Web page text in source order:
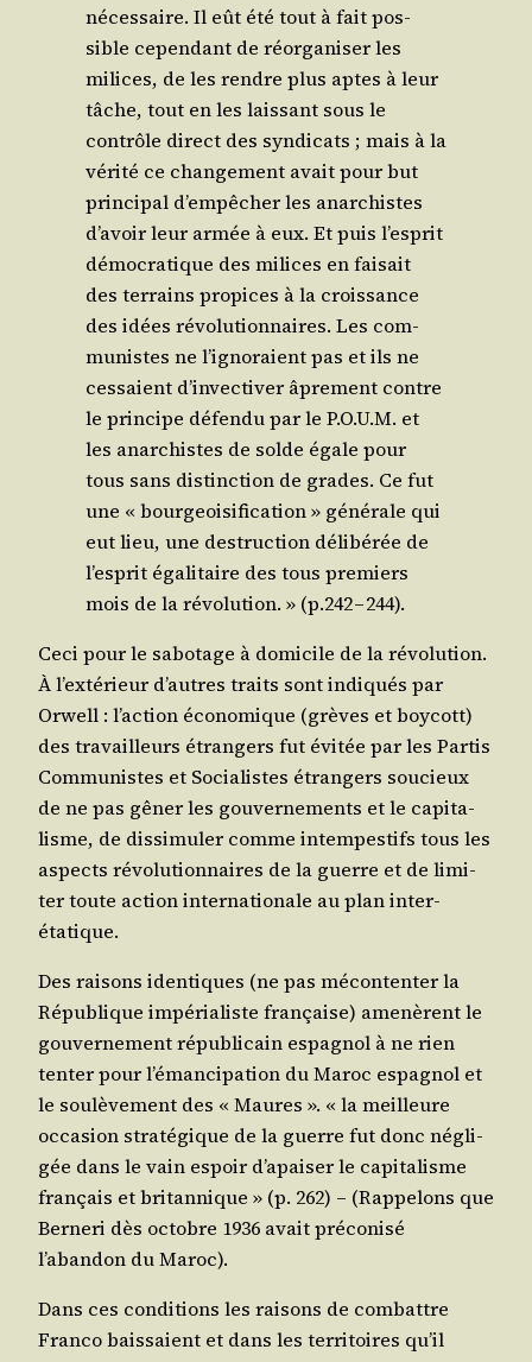
néces­saire. Il eût été tout à fait pos­
sible cepen­dant de réor­ga­ni­ser les
milices, de les rendre plus aptes à leur
tâche, tout en les lais­sant sous le
contrôle direct des syn­di­cats ; mais à la
véri­té ce chan­ge­ment avait pour but
prin­ci­pal d’empêcher les anar­chistes
d’avoir leur armée à eux. Et puis l’esprit
démo­cra­tique des milices en fai­sait
des ter­rains pro­pices à la crois­sance
des idées révo­lu­tion­naires. Les com­
mu­nistes ne l’ignoraient pas et ils ne
ces­saient d’invectiver âpre­ment contre
le prin­cipe défen­du par le P.O.U.M. et
les anar­chistes de solde égale pour
tous sans dis­tinc­tion de grades. Ce fut
une « bour­geoi­si­fi­ca­tion » géné­rale qui
eut lieu, une des­truc­tion déli­bé­rée de
l’esprit éga­li­taire des tous pre­miers
mois de la révo­lu­tion. » (p.242 – 244).
Ceci pour le sabo­tage à domi­cile de la révo­lu­tion.
À l’extérieur d’autres traits sont indi­qués par
Orwell : l’action éco­no­mique (grèves et boy­cott)
des tra­vailleurs étran­gers fut évi­tée par les Par­tis
Com­mu­nistes et Socia­listes étran­gers sou­cieux
de ne pas gêner les gou­ver­ne­ments et le capi­ta­
lisme, de dis­si­mu­ler comme intem­pes­tifs tous les
aspects révo­lu­tion­naires de la guerre et de limi­
ter toute action inter­na­tio­nale au plan inter-
étatique.
Des rai­sons iden­tiques (ne pas mécon­ten­ter la
Répu­blique impé­ria­liste fran­çaise) ame­nèrent le
gou­ver­ne­ment répu­bli­cain espa­gnol à ne rien
ten­ter pour l’émancipation du Maroc espa­gnol et
le sou­lè­ve­ment des « Maures ». « la meilleure
occa­sion stra­té­gique de la guerre fut donc négli­
gée dans le vain espoir d’apaiser le capi­ta­lisme
fran­çais et bri­tan­nique » (p. 262) – (Rap­pe­lons que
Ber­ne­ri dès octobre 1936 avait pré­co­ni­sé
l’abandon du Maroc).
Dans ces condi­tions les rai­sons de com­battre
Fran­co bais­saient et dans les ter­ri­toires qu’il